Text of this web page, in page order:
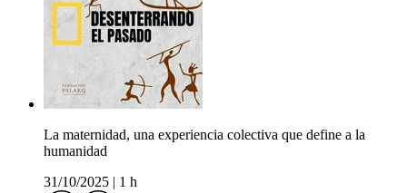
La maternidad, una experiencia colectiva que define a la
humanidad
31/10/2025
1 h